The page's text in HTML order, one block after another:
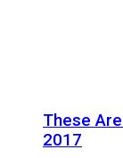
These
2017